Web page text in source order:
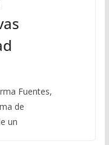
Fuentes,
de
un